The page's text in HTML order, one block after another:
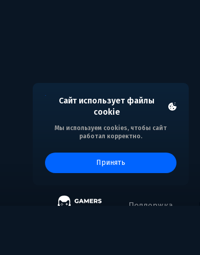
Сайт использует файлы
cookie
Мы используем cookies, чтобы сайт
работал корректно.
принять
Поддержка